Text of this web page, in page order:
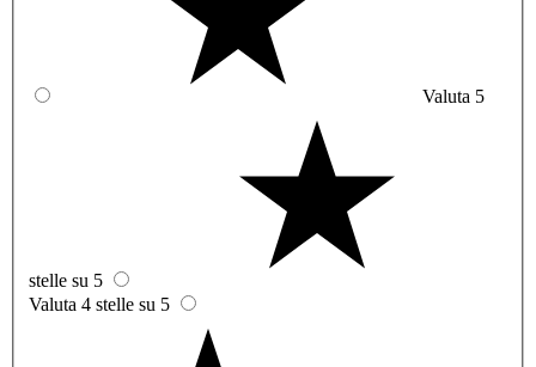
Valuta 5
stelle su 5
Valuta 4 stelle su 5